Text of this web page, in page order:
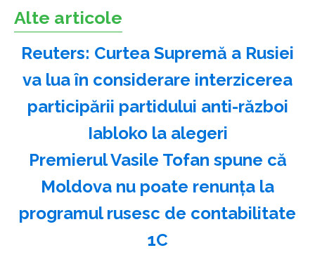
Alte articole
Reuters: Curtea Supremă a Rusiei
va lua în considerare interzicerea
participării partidului anti-război
Iabloko la alegeri
Premierul Vasile Tofan spune că
Moldova nu poate renunţa la
programul rusesc de contabilitate
1C